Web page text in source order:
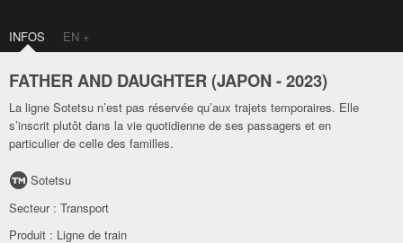
INFOS EN +
FATHER AND DAUGHTER (JAPON -2023)
La ligne Sotetsu n’est pas réservée qu’aux trajets temporaires. Elle
s’inscrit plutôt dans la vie quotidienne de ses passagers et en
particulier de celle des familles.
Sotetsu
Secteur : Transport
Produit : Ligne de train